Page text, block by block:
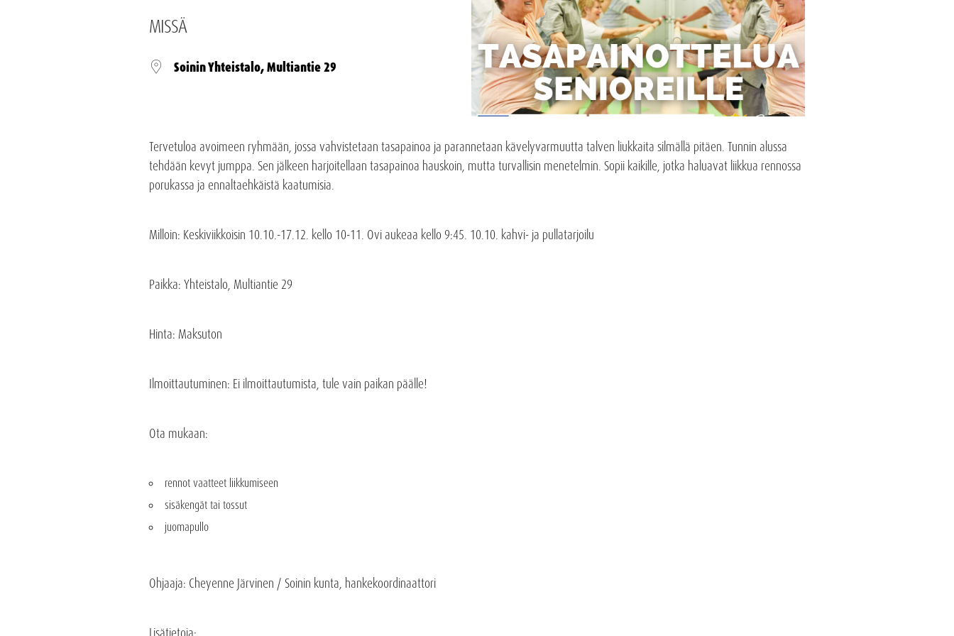
MISSÄ
Soinin Yhteistalo, Multiantie 29
Tervetuloa avoimeen ryhmään, jossa vahvistetaan tasapainoa ja parannetaan kävelyvarmuutta talven liukkaita silmällä pitäen. Tunnin alussa
tehdään kevyt jumppa. Sen jälkeen harjoitellaan tasapainoa hauskoin, mutta turvallisin menetelmin. Sopii kaikille, jotka haluavat liikkua rennossa
porukassa ja ennaltaehkäistä kaatumisia.
Milloin: Keskiviikkoisin 10.10.-17.12. kello 10-11. Ovi aukeaa kello 9:45. 10.10. kahvi- ja pullatarjoilu
Paikka: Yhteistalo, Multiantie 29
Hinta: Maksuton
Ilmoittautuminen: Ei ilmoittautumista, tule vain paikan päälle!
Ota mukaan:
rennot vaatteet liikkumiseen
sisäkengät tai tossut
juomapullo
Ohjaaja: Cheyenne Järvinen / Soinin kunta, hankekoordinaattori